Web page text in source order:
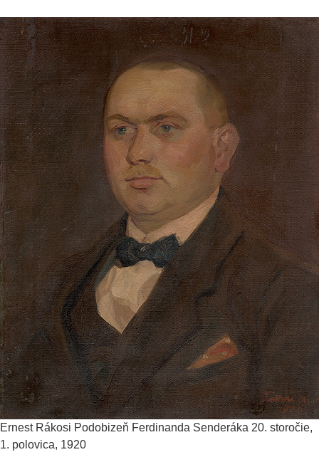
Ernest Rákosi Podobizeň Ferdinanda Senderáka 20. storočie,
1. polovica, 1920